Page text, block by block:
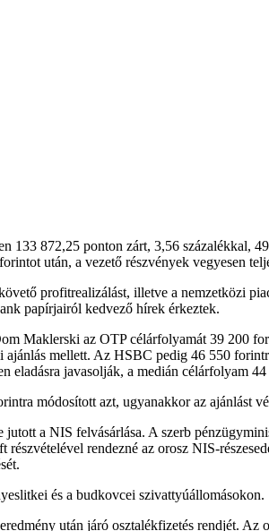
872,25 ponton zárt, 3,56 százalékkal,
után, a vezető részvények vegyesen
profitrealizálást, illetve a nemzetközi
papírjairól kedvező hírek érkeztek.
Maklerski az OTP célárfolyamát 39 200
mellett. Az HSBC pedig 46 550
eladásra javasolják, a medián célárfolyam
módosított azt, ugyanakkor az ajánlást
a NIS felvásárlása. A szerb
rendezné az orosz NIS-
és a budkovcei szivattyúállomásokon.
után járó osztalékfizetés rendjét. Az